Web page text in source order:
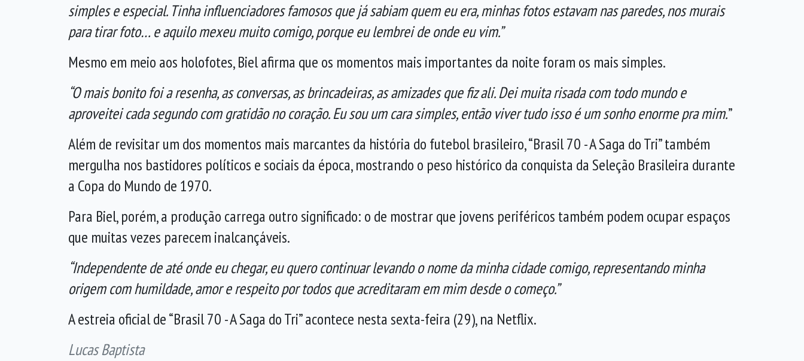
simples e especial. Tinha influenciadores famosos que já sabiam quem eu era, minhas fotos estavam nas paredes, nos murais
para tirar foto… e aquilo mexeu muito comigo, porque eu lembrei de onde eu vim.”
Mesmo em meio aos holofotes, Biel afirma que os momentos mais importantes da noite foram os mais simples.
“O mais bonito foi a resenha, as conversas, as brincadeiras, as amizades que fiz ali. Dei muita risada com todo mundo e
aproveitei cada segundo com gratidão no coração. Eu sou um cara simples, então viver tudo isso é um sonho enorme pra mim.”
Além de revisitar um dos momentos mais marcantes da história do futebol brasileiro, “Brasil 70 - A Saga do Tri” também
mergulha nos bastidores políticos e sociais da época, mostrando o peso histórico da conquista da Seleção Brasileira durante
a Copa do Mundo de 1970.
Para Biel, porém, a produção carrega outro significado: o de mostrar que jovens periféricos também podem ocupar espaços
que muitas vezes parecem inalcançáveis.
“Independente de até onde eu chegar, eu quero continuar levando o nome da minha cidade comigo, representando minha
origem com humildade, amor e respeito por todos que acreditaram em mim desde o começo.”
A estreia oficial de “Brasil 70 - A Saga do Tri” acontece nesta sexta-feira (29), na Netflix.
Lucas Baptista